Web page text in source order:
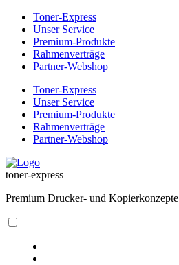
Toner-Express
Unser Service
Premium-Produkte
Rahmenverträge
Partner-Webshop
Toner-Express
Unser Service
Premium-Produkte
Rahmenverträge
Partner-Webshop
toner-express
Premium Drucker- und Kopierkonzepte